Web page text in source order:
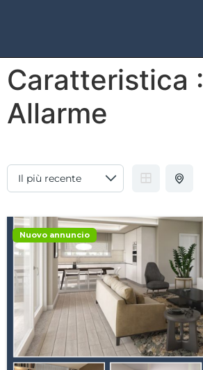
Caratteristica :
Allarme
Nuovo annuncio